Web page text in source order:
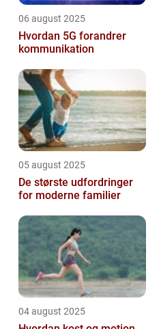
06 august 2025
Hvordan 5G forandrer
kommunikation
05 august 2025
De største udfordringer
for moderne familier
04 august 2025